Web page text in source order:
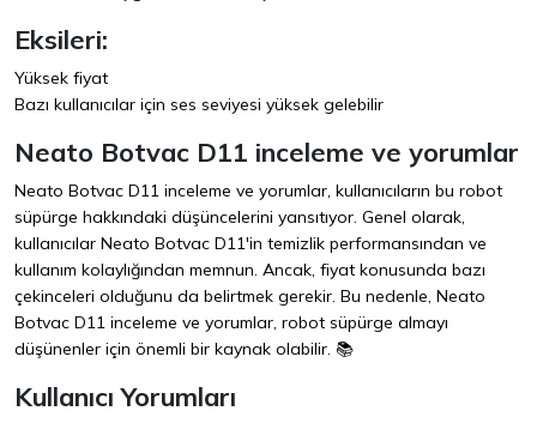
Eksileri:
Yüksek fiyat
Bazı kullanıcılar için ses seviyesi yüksek gelebilir
Neato Botvac D11 inceleme ve yorumlar
Neato Botvac D11 inceleme ve yorumlar, kullanıcıların bu robot
süpürge hakkındaki düşüncelerini yansıtıyor. Genel olarak,
kullanıcılar Neato Botvac D11'in temizlik performansından ve
kullanım kolaylığından memnun. Ancak, fiyat konusunda bazı
çekinceleri olduğunu da belirtmek gerekir. Bu nedenle, Neato
Botvac D11 inceleme ve yorumlar, robot süpürge almayı
düşünenler için önemli bir kaynak olabilir. 📚
Kullanıcı Yorumları